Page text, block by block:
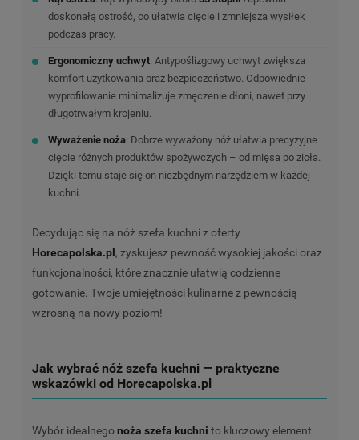
doskonałą ostrość, co ułatwia cięcie i zmniejsza wysiłek
podczas pracy.
Ergonomiczny uchwyt: Antypoślizgowy uchwyt zwiększa
komfort użytkowania oraz bezpieczeństwo. Odpowiednie
wyprofilowanie minimalizuje zmęczenie dłoni, nawet przy
długotrwałym krojeniu.
Wyważenie noża: Dobrze wyważony nóż ułatwia precyzyjne
cięcie różnych produktów spożywczych – od mięsa po zioła.
Dzięki temu staje się on niezbędnym narzędziem w każdej
kuchni.
Decydując się na nóż szefa kuchni z oferty
Horecapolska.pl , zyskujesz pewność wysokiej jakości oraz
funkcjonalności, które znacznie ułatwią codzienne
gotowanie. Twoje umiejętności kulinarne z pewnością
wzrosną na nowy poziom!
Jak wybrać nóż szefa kuchni — praktyczne
wskazówki od Horecapolska.pl
Wybór idealnegonoża szefa kuchni to kluczowy element